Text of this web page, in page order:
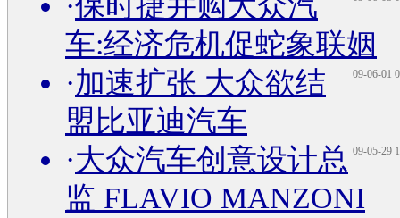
车:经济危机促蛇象联姻
09-06-01
·加速扩张 大众欲结
盟比亚迪汽车
09-05-29
·大众汽车创意设计总
监 FLAVIO MANZONI